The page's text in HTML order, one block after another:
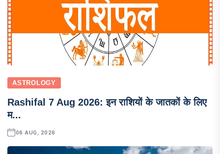
ASTROLOGY
Rashifal 7 Aug 2026: इन राशियों के जातकों के लिए
म...
06 AUG, 2026